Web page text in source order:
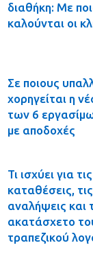
διαθήκη: Με
καλούνται οι
Σε ποιους
χορηγείται η
των 6
με αποδοχές
Τι ισχύει για τις
καταθέσεις, τις
αναλήψεις και
ακατάσχετο
τραπεζικού